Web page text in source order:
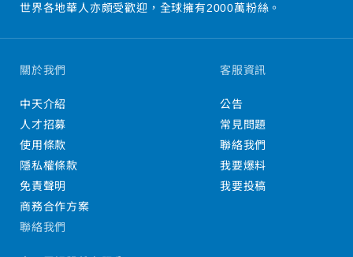
世界各地華人亦頗受歡迎，全球擁有2000萬粉絲。
關於我們
中天介紹
人才招募
使用條款
隱私權條款
免責聲明
商務合作方案
客服資訊
公告
常見問題
聯絡我們
我要爆料
我要投稿
聯絡我們